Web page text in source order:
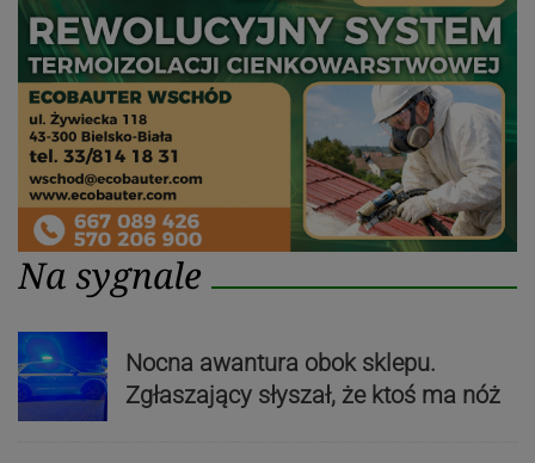
Na sygnale
Nocna awantura obok sklepu.
Zgłaszający słyszał, że ktoś ma nóż